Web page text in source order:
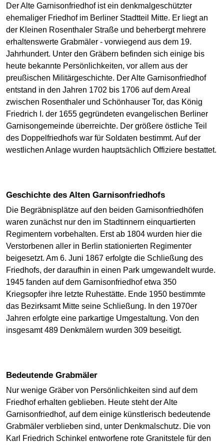
Der Alte Garnisonfriedhof ist ein denkmalgeschützter
ehemaliger Friedhof im Berliner Stadtteil Mitte. Er liegt an
der Kleinen Rosenthaler Straße und beherbergt mehrere
erhaltenswerte Grabmäler - vorwiegend aus dem 19.
Jahrhundert. Unter den Gräbern befinden sich einige bis
heute bekannte Persönlichkeiten, vor allem aus der
preußischen Militärgeschichte. Der Alte Garnisonfriedhof
entstand in den Jahren 1702 bis 1706 auf dem Areal
zwischen Rosenthaler und Schönhauser Tor, das König
Friedrich I. der 1655 gegründeten evangelischen Berliner
Garnisongemeinde überreichte. Der größere östliche Teil
des Doppelfriedhofs war für Soldaten bestimmt. Auf der
westlichen Anlage wurden hauptsächlich Offiziere bestattet.
Geschichte des Alten Garnisonfriedhofs
Die Begräbnisplätze auf den beiden Garnisonfriedhöfen
waren zunächst nur den im Stadtinnern einquartierten
Regimentern vorbehalten. Erst ab 1804 wurden hier die
Verstorbenen aller in Berlin stationierten Regimenter
beigesetzt. Am 6. Juni 1867 erfolgte die Schließung des
Friedhofs, der daraufhin in einen Park umgewandelt wurde.
1945 fanden auf dem Garnisonfriedhof etwa 350
Kriegsopfer ihre letzte Ruhestätte. Ende 1950 bestimmte
das Bezirksamt Mitte seine Schließung. In den 1970er
Jahren erfolgte eine parkartige Umgestaltung. Von den
insgesamt 489 Denkmälern wurden 309 beseitigt.
Bedeutende Grabmäler
Nur wenige Gräber von Persönlichkeiten sind auf dem
Friedhof erhalten geblieben. Heute steht der Alte
Garnisonfriedhof, auf dem einige künstlerisch bedeutende
Grabmäler verblieben sind, unter Denkmalschutz. Die von
Karl Friedrich Schinkel entworfene rote Granitstele für den